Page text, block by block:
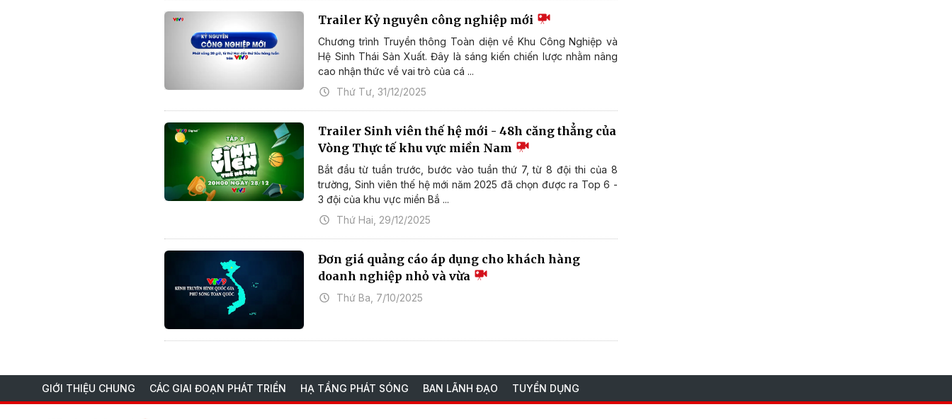
Trailer Kỷ nguyên công nghiệp mới
Chương trình Truyền thông Toàn diện về Khu Công Nghiệp và
Hệ Sinh Thái Sản Xuất. Đây là sáng kiến chiến lược nhằm nâng
cao nhận thức về vai trò của cá ...
Thứ Tư, 31/12/2025
Trailer Sinh viên thế hệ mới - 48h căng thẳng của
Vòng Thực tế khu vực miền Nam
Bắt đầu từ tuần trước, bước vào tuần thứ 7, từ 8 đội thi của 8
trường, Sinh viên thế hệ mới năm 2025 đã chọn được ra Top 6 -
3 đội của khu vực miền Bắ ...
Thứ Hai, 29/12/2025
Đơn giá quảng cáo áp dụng cho khách hàng
doanh nghiệp nhỏ và vừa
Thứ Ba, 7/10/2025
GIỚI THIỆU CHUNG CÁC GIAI ĐOẠN PHÁT TRIỂN HẠ TẦNG PHÁT SÓNG BAN LÃNH ĐẠO TUYỂN DỤNG